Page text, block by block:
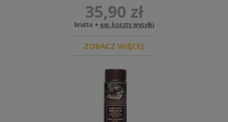
35,90 zł
brutto + ew. koszty wysyłki
ZOBACZ WIĘCEJ